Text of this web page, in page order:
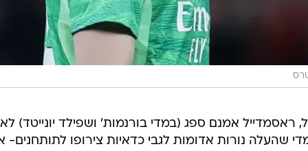
אמנם ספג (במדי בורנמות' ושפילד יונייטד) לא
למדי שהעלה נורות אדומות לגבי כדאיות צירופו לתותחנים-